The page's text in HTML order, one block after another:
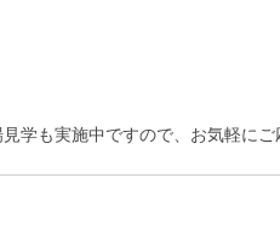
学も実施中ですので、お気軽に